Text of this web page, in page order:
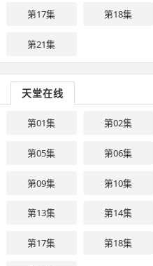
第17集 第18集
第21集
天堂在线
第01集 第02集
第05集 第06集
第09集 第10集
第13集 第14集
第17集 第18集